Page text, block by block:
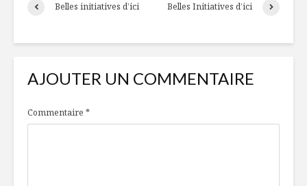
Belles initiatives d’ici Belles Initiatives d’ici
AJOUTER UN COMMENTAIRE
Commentaire *